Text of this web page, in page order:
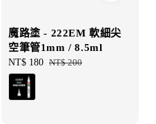
魔路塗 - 222EM 軟細尖
空筆管1mm / 8.5ml
Sale
price
NT$ 180 Regular
NT$ 200